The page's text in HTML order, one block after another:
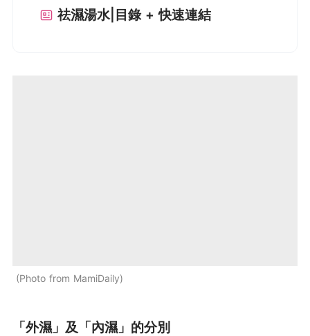
祛濕湯水|目錄 + 快速連結
Photo from MamiDaily
「外濕」及「內濕」的分別